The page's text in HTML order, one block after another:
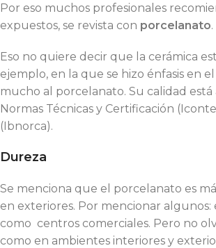
Por eso muchos profesionales
expuestos, se revista con porcelanato.
Eso no quiere decir que la cerámica
ejemplo, en la que se hizo énfasis en
mucho al porcelanato. Su calidad
Normas Técnicas y Certificación
(Ibnorca).
Dureza
Se menciona que el porcelanato es
en exteriores. Por mencionar
como centros comerciales. Pero no
como en ambientes interiores y